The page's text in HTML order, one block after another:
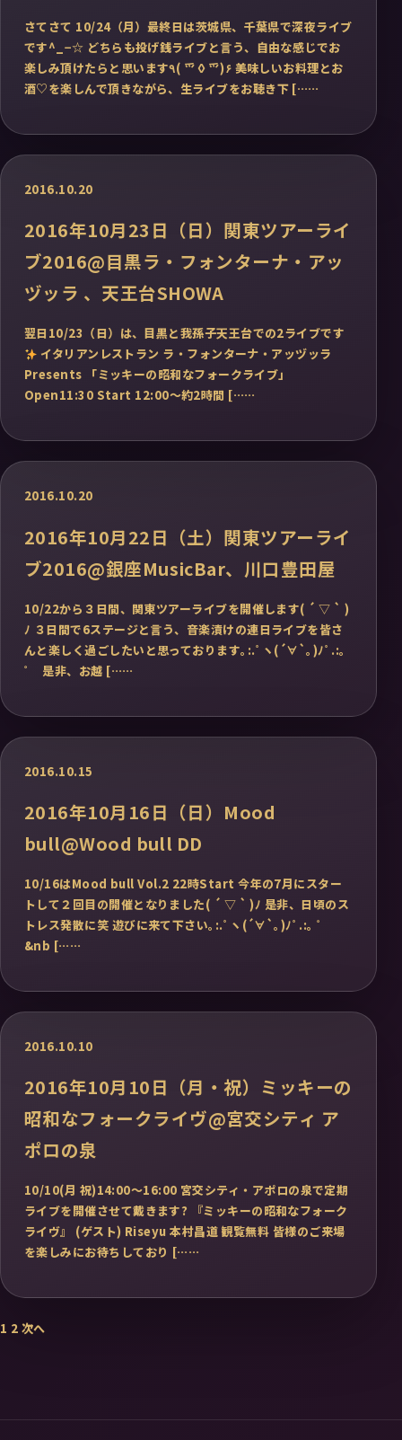
さてさて 10/24（月）最終日は茨城県、千葉県で深夜ライブ
です^_−☆ どちらも投げ銭ライブと言う、自由な感じでお
楽しみ頂けたらと思います٩( ⺤◊⺤)۶ 美味しいお料理とお
酒♡を楽しんで頂きながら、生ライブをお聴き下 [……
2016.10.20
2016年10月23日（日）関東ツアーライ
ブ2016@目黒ラ・フォンターナ・アッ
ヅッラ 、天王台SHOWA
翌日10/23（日）は、目黒と我孫子天王台での2ライブです
イタリアンレストラン ラ・フォンターナ・アッヅッラ
Presents 「ミッキーの昭和なフォークライブ」
Open11:30 Start 12:00～約2時間 [……
2016.10.20
2016年10月22日（土）関東ツアーライ
ブ2016@銀座MusicBar、川口豊田屋
10/22から３日間、関東ツアーライブを開催します( ´ ▽ ` )
ﾉ ３日間で6ステージと言う、音楽漬けの連日ライブを皆さ
んと楽しく過ごしたいと思っております｡:.ﾟヽ(´∀`｡)ﾉﾟ.:｡
゜ 是非、お越 [……
2016.10.15
2016年10月16日（日）Mood
bull@Wood bull DD
10/16はMood bull Vol.2 22時Start 今年の7月にスター
トして２回目の開催となりました( ´ ▽ ` )ﾉ 是非、日頃のス
トレス発散に笑 遊びに来て下さい｡:.ﾟヽ(´∀`｡)ﾉﾟ.:｡ ゜
&nb [……
2016.10.10
2016年10月10日（月・祝）ミッキーの
昭和なフォークライヴ@宮交シティ ア
ポロの泉
10/10(月 祝)14:00～16:00 宮交シティ・アポロの泉で定期
ライブを開催させて戴きます? 『ミッキーの昭和なフォーク
ライヴ』 (ゲスト) Riseyu 本村昌道 観覧無料 皆様のご来場
を楽しみにお待ちしており [……
投
ペ
1 2 次へ